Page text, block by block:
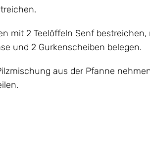
mit 2 Teelöffeln Senf bestreichen,
und 2 Gurkenscheiben belegen.
aus der Pfanne